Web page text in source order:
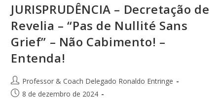
JURISPRUDÊNCIA – Decretação de
Revelia – “Pas de Nullité Sans
Grief” – Não Cabimento! –
Entenda!
Professor & Coach Delegado Ronaldo Entringe
8 de dezembro de 2024